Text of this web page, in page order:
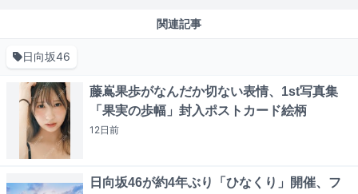
関連記事
日向坂46
藤嶌果歩がなんだか切ない表情、1st写真集
「果実の歩幅」封入ポストカード絵柄
12日前
日向坂46が約4年ぶり「ひなくり」開催、フ